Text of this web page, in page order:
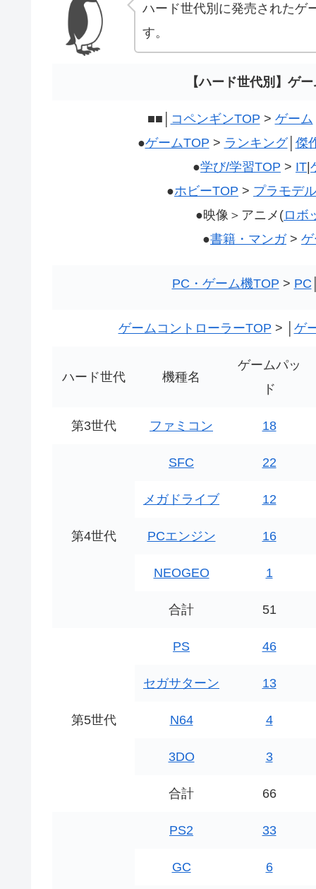
ハード世代別に発売されたゲ
す。
【ハード世代別】ゲ
■■│ コペンギンTOP > ゲーム
●ゲームTOP > ランキング│ 傑
●学び/学習TOP > IT|
●ホビーTOP > プラモデル
●映像＞アニメ(ロボ
●書籍・マンガ>
PC・ゲーム機TOP > PC
ゲームコントローラーTOP > │ ゲ
ハード世代 機種名
ゲームパッ
ド
第3世代 ファミコン 18
第4世代
SFC 22
メガドライブ 12
PCエンジン 16
NEOGEO 1
合計 51
第5世代
PS 46
セガサターン 13
N64 4
3DO 3
合計 66
PS2 33
GC 6